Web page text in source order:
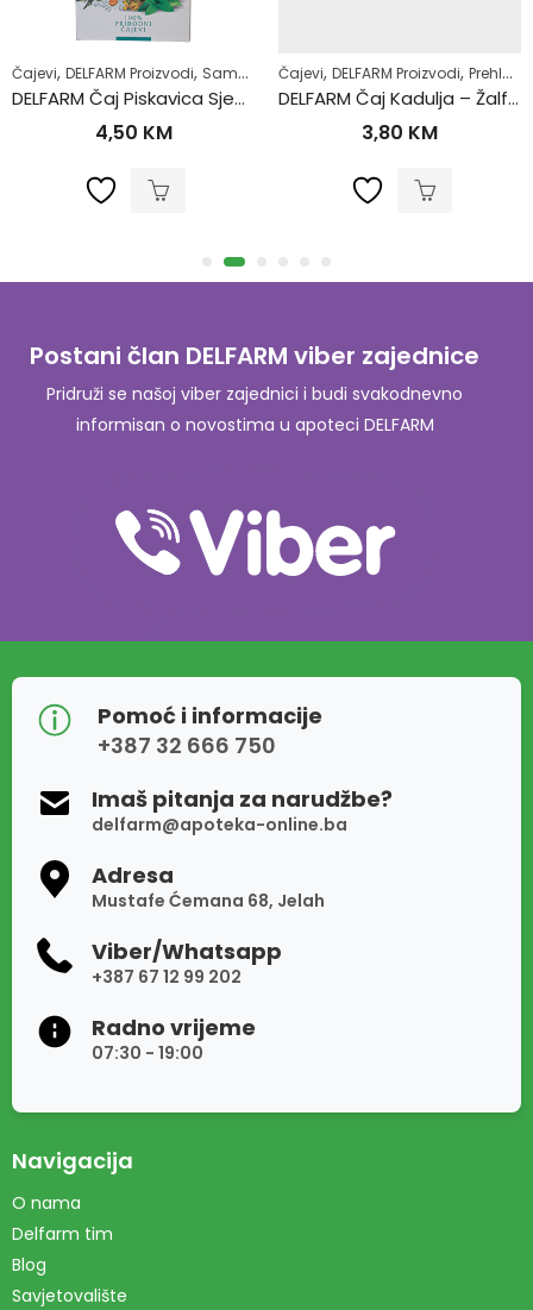
,Zdrav život ,Žensko zdravlje
Čajevi, DELFARM Proizvodi, Samoliječenje ,Šećerna bolest-dijabetes,
DELFARM Čaj Piskavica Sjeme 50g
4,50 KM
Čajevi, DELFARM Proizvodi, Prehlada i gripa
DELFARM Čaj Kadulja – Žalfija 50g
3,80 KM
Postani član DELFARM viber zajednice
Pridruži se našoj viber zajednici i budi svakodnevno
informisan o novostima u apoteci DELFARM
Pomoć i informacije
+387 32 666 750
Imaš pitanja za narudžbe?
delfarm@apoteka-online.ba
Adresa
Mustafe Ćemana 68, Jelah
Viber/Whatsapp
+387 67 12 99 202
Radno vrijeme
07:30 - 19:00
Navigacija
O nama
Delfarm tim
Blog
Savjetovalište